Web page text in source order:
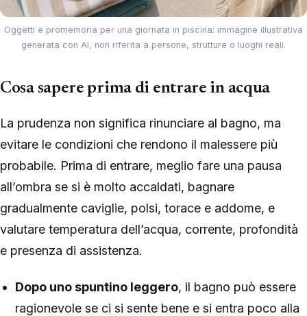
Oggetti e promemoria per una giornata in piscina: immagine illustrativa
generata con AI, non riferita a persone, strutture o luoghi reali.
Cosa sapere prima di entrare in acqua
La prudenza non significa rinunciare al bagno, ma
evitare le condizioni che rendono il malessere più
probabile. Prima di entrare, meglio fare una pausa
all’ombra se si è molto accaldati, bagnare
gradualmente caviglie, polsi, torace e addome, e
valutare temperatura dell’acqua, corrente, profondità
e presenza di assistenza.
Dopo uno spuntino leggero, il bagno può essere
ragionevole se ci si sente bene e si entra poco alla